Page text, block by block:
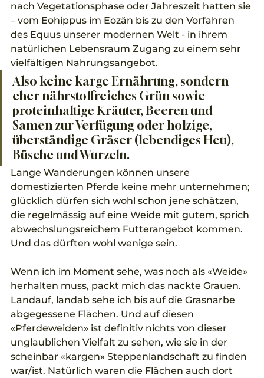
nach Vegetationsphase oder Jahreszeit hatten sie
– vom Eohippus im Eozän bis zu den Vorfahren
des Equus unserer modernen Welt - in ihrem
natürlichen Lebensraum Zugang zu einem sehr
vielfältigen Nahrungsangebot.
Also keine karge Ernährung, sondern
eher nährstoffreiches Grün sowie
proteinhaltige Kräuter, Beeren und
Samen zur Verfügung oder holzige,
überständige Gräser (lebendiges Heu),
Büsche und Wurzeln.
Lange Wanderungen können unsere
domestizierten Pferde keine mehr unternehmen;
glücklich dürfen sich wohl schon jene schätzen,
die regelmässig auf eine Weide mit gutem, sprich
abwechslungsreichem Futterangebot kommen.
Und das dürften wohl wenige sein.
Wenn ich im Moment sehe, was noch als «Weide»
herhalten muss, packt mich das nackte Grauen.
Landauf, landab sehe ich bis auf die Grasnarbe
abgegessene Flächen. Und auf diesen
«Pferdeweiden» ist definitiv nichts von dieser
unglaublichen Vielfalt zu sehen, wie sie in der
scheinbar «kargen» Steppenlandschaft zu finden
war/ist. Natürlich waren die Flächen auch dort